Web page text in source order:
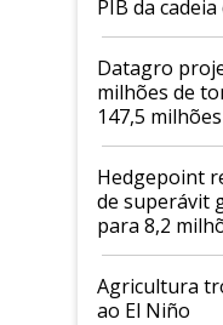
PIB da
biodiesel em
Datagro
milhões de
147,5
2026/27
Hedgepoint
de superávit
para 8,2
Agricultura
ao El Niño